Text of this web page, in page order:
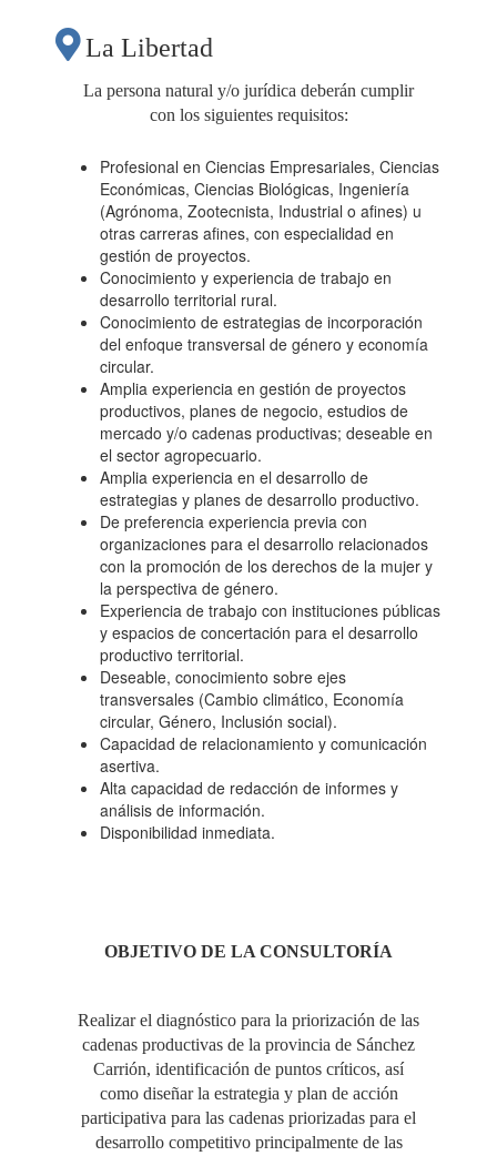
PRODUCTIVAS DE
SÁNCHEZ CARRIÓN,
IDENTIFICACIÓN DE
PUNTOS CRÍTICOS Y
DISEÑO DE
ESTRATEGIA Y
PLAN DE ACCIÓN
PARA LAS CADENAS
DE GRANOS
ANDINOS,
DERIVADOS
LÁCTEOS Y CUYES
DE LA PROVINCIA
La Libertad
La persona natural y/o jurídica deberán cumplir
con los siguientes requisitos:
Profesional en Ciencias Empresariales, Ciencias
Económicas, Ciencias Biológicas, Ingeniería
(Agrónoma, Zootecnista, Industrial o afines) u
otras carreras afines, con especialidad en
gestión de proyectos.
Conocimiento y experiencia de trabajo en
desarrollo territorial rural.
Conocimiento de estrategias de incorporación
del enfoque transversal de género y economía
circular.
Amplia experiencia en gestión de proyectos
productivos, planes de negocio, estudios de
mercado y/o cadenas productivas; deseable en
el sector agropecuario.
Amplia experiencia en el desarrollo de
estrategias y planes de desarrollo productivo.
De preferencia experiencia previa con
organizaciones para el desarrollo relacionados
con la promoción de los derechos de la mujer y
la perspectiva de género.
Experiencia de trabajo con instituciones públicas
y espacios de concertación para el desarrollo
productivo territorial.
Deseable, conocimiento sobre ejes
transversales (Cambio climático, Economía
circular, Género, Inclusión social).
Capacidad de relacionamiento y comunicación
asertiva.
Alta capacidad de redacción de informes y
análisis de información.
Disponibilidad inmediata.
OBJETIVO DE LA CONSULTORÍA
Realizar el diagnóstico para la priorización de las
cadenas productivas de la provincia de Sánchez
Carrión, identificación de puntos críticos, así
como diseñar la estrategia y plan de acción
participativa para las cadenas priorizadas para el
desarrollo competitivo principalmente de las